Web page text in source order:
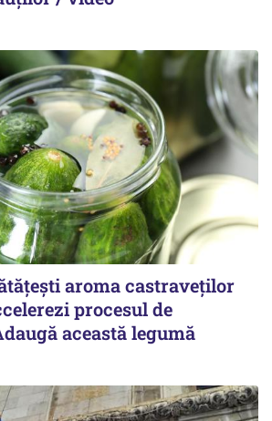
aroma castraveților
procesul de
această legumă